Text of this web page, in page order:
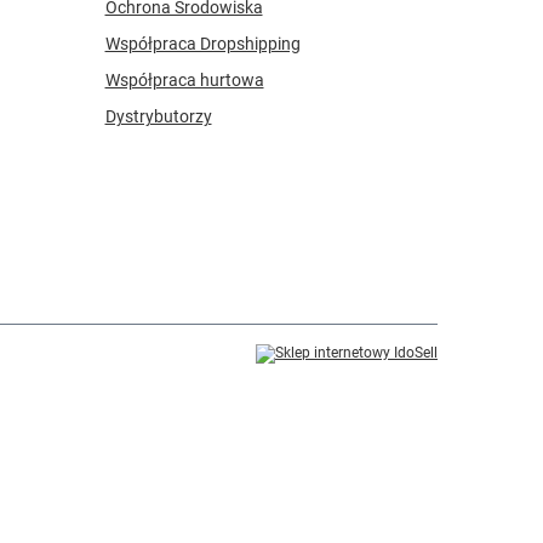
Ochrona Środowiska
Współpraca Dropshipping
Współpraca hurtowa
Dystrybutorzy